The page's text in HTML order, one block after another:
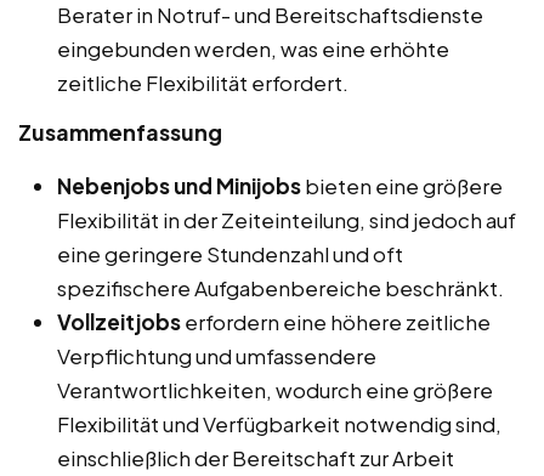
Berater in Notruf- und Bereitschaftsdienste
eingebunden werden, was eine erhöhte
zeitliche Flexibilität erfordert.
Zusammenfassung
Nebenjobs und Minijobsbieten eine größere
Flexibilität in der Zeiteinteilung, sind jedoch auf
eine geringere Stundenzahl und oft
spezifischere Aufgabenbereiche beschränkt.
Vollzeitjobserfordern eine höhere zeitliche
Verpflichtung und umfassendere
Verantwortlichkeiten, wodurch eine größere
Flexibilität und Verfügbarkeit notwendig sind,
einschließlich der Bereitschaft zur Arbeit